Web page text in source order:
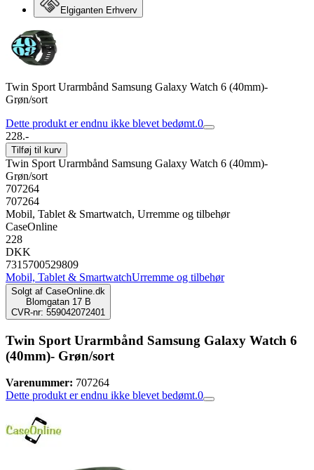
Elgiganten Erhverv
Twin Sport Urarmbånd Samsung Galaxy Watch 6 (40mm)-
Grøn/sort
Dette produkt er endnu ikke blevet bedømt.0
228.-
Tilføj til kurv
Twin Sport Urarmbånd Samsung Galaxy Watch 6 (40mm)-
Grøn/sort
707264
707264
Mobil, Tablet & Smartwatch, Urremme og tilbehør
CaseOnline
228
DKK
7315700529809
Mobil, Tablet & SmartwatchUrremme og tilbehør
Solgt af CaseOnline.dk
Blomgatan 17 B
CVR-nr: 559042072401
Twin Sport Urarmbånd Samsung Galaxy Watch 6
(40mm)- Grøn/sort
Varenummer: 707264
Dette produkt er endnu ikke blevet bedømt.0